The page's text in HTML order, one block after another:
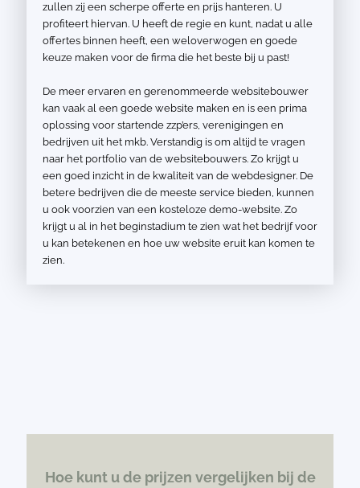
zullen zij een scherpe offerte en prijs hanteren. U
profiteert hiervan. U heeft de regie en kunt, nadat u alle
offertes binnen heeft, een weloverwogen en goede
keuze maken voor de firma die het beste bij u past!
De meer ervaren en gerenommeerde websitebouwer
kan vaak al een goede website maken en is een prima
oplossing voor startende zzp’ers, verenigingen en
bedrijven uit het mkb. Verstandig is om altijd te vragen
naar het portfolio van de websitebouwers. Zo krijgt u
een goed inzicht in de kwaliteit van de webdesigner. De
betere bedrijven die de meeste service bieden, kunnen
u ook voorzien van een kosteloze demo-website. Zo
krijgt u al in het beginstadium te zien wat het bedrijf voor
u kan betekenen en hoe uw website eruit kan komen te
zien.
Hoe kunt u de prijzen vergelijken bij de